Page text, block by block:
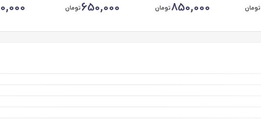
تومان 850,000تومان 650,000تومان